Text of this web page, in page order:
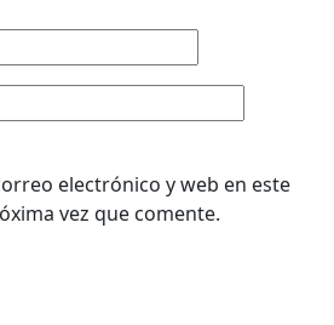
electrónico y web en este
vez que comente.